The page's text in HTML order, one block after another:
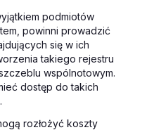
podmiotów
powinni prowadzić
się w ich
takiego rejestru
wspólnotowym.
dostęp do takich
rozłożyć koszty